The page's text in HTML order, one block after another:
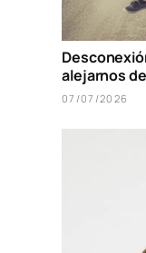
alejarnos
07/07/2026